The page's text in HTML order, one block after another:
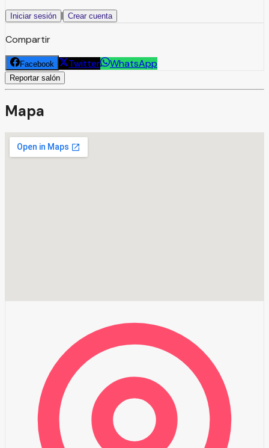
Iniciar sesión | Crear cuenta
Compartir
Facebook Twitter WhatsApp
Reportar salón
Mapa